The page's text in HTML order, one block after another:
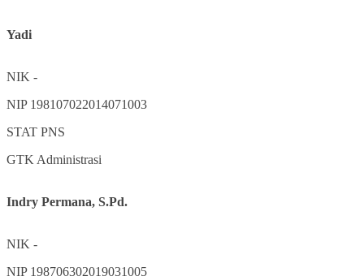
Yadi
NIK -
NIP 198107022014071003
STAT PNS
GTK Administrasi
Indry Permana, S.Pd.
NIK -
NIP 198706302019031005